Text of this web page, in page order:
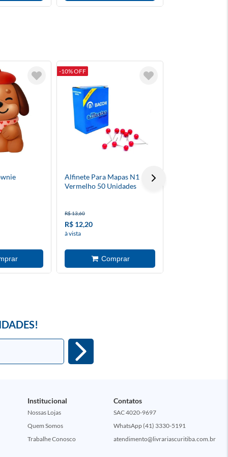
-10% OFF
Alfinete Para Mapas N1
Vermelho 50 Unidades
R$ 13,60
R$ 12,20
à vista
Institucional
Nossas Lojas
Quem Somos
Trabalhe Conosco
Contatos
SAC 4020-9697
WhatsApp (41) 3330-5191
atendimento@livrariascuritiba.com.br